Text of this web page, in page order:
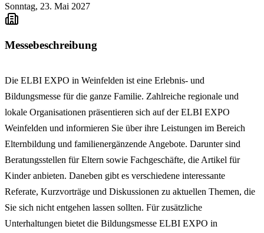
Sonntag, 23. Mai 2027
Messebeschreibung
Die ELBI EXPO in Weinfelden ist eine Erlebnis- und
Bildungsmesse für die ganze Familie. Zahlreiche regionale und
lokale Organisationen präsentieren sich auf der ELBI EXPO
Weinfelden und informieren Sie über ihre Leistungen im Bereich
Elternbildung und familienergänzende Angebote. Darunter sind
Beratungsstellen für Eltern sowie Fachgeschäfte, die Artikel für
Kinder anbieten. Daneben gibt es verschiedene interessante
Referate, Kurzvorträge und Diskussionen zu aktuellen Themen, die
Sie sich nicht entgehen lassen sollten. Für zusätzliche
Unterhaltungen bietet die Bildungsmesse ELBI EXPO in